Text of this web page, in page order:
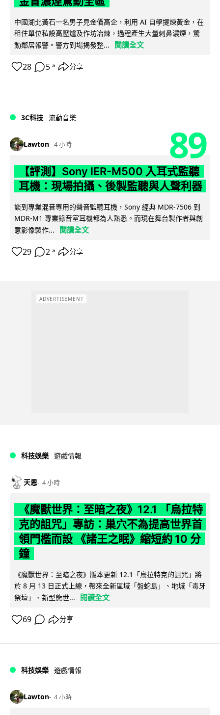
中國湖北黃石一名男子見金價高企，利用 AI 自學提煉黃金，在
租住單位私設高壓爐及作坊冶煉，過程產生大量刺鼻濃煙，驚
動鄰居報警。警方到場揭發整...
閱讀全文
28 5 ↗ 分享
3C科技 流動音樂
Lawton 4 小時 89
【評測】Sony IER-M500 入耳式監聽
耳機：現場拍攝、後製監聽與人聲利器
談到專業混音專用的聲音監聽耳機，Sony 經典 MDR-7506 到
MDR-M1 專業錄音室耳機都為人熟悉。而現在舞台製作者與創
意影像製作...
閱讀全文
29 2 ↗ 分享
ADVERTISEMENT
科技娛樂 遊戲情報
天恩 4 小時
《魔獸世界：至暗之夜》12.1 「烏拉特
克的詛咒」專訪：巢穴不為提高世界首
領門檻而設 《諸王之眠》縮短約 10 分
鐘
《魔獸世界：至暗之夜》版本更新 12.1「烏拉特克的詛咒」將
於 8 月 13 日正式上線，帶來全新區域「盤蛇島」、地城「毒牙
祭壇」、新型態世...
閱讀全文
69 分享
科技娛樂 遊戲情報
Lawton 4 小時